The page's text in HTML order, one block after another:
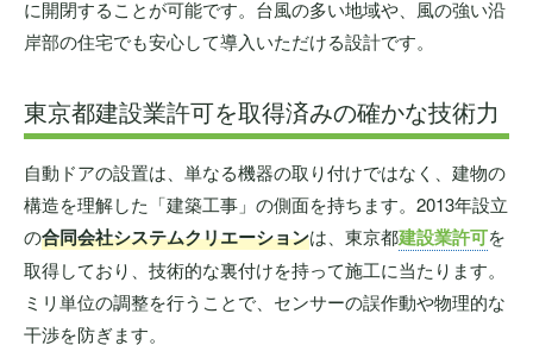
に開閉することが可能です。台風の多い地域や、風の強い沿
岸部の住宅でも安心して導入いただける設計です。
東京都建設業許可を取得済みの確かな技術力
自動ドアの設置は、単なる機器の取り付けではなく、建物の
構造を理解した「建築工事」の側面を持ちます。2013年設立
の合同会社システムクリエーションは、東京都建設業許可を
取得しており、技術的な裏付けを持って施工に当たります。
ミリ単位の調整を行うことで、センサーの誤作動や物理的な
干渉を防ぎます。